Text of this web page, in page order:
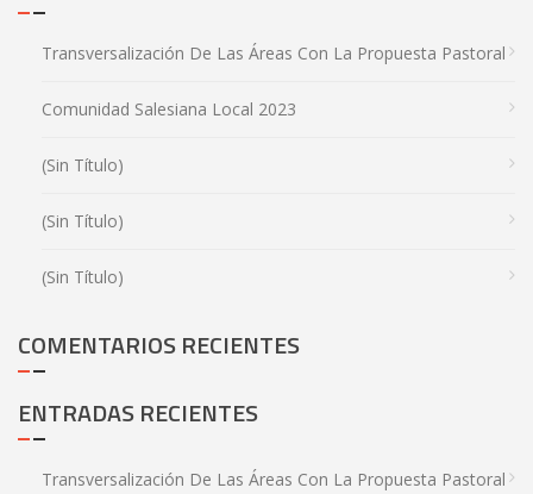
Transversalización De Las Áreas Con La Propuesta Pastoral
Comunidad Salesiana Local 2023
(sin Título)
(sin Título)
(sin Título)
COMENTARIOS RECIENTES
ENTRADAS RECIENTES
Transversalización De Las Áreas Con La Propuesta Pastoral